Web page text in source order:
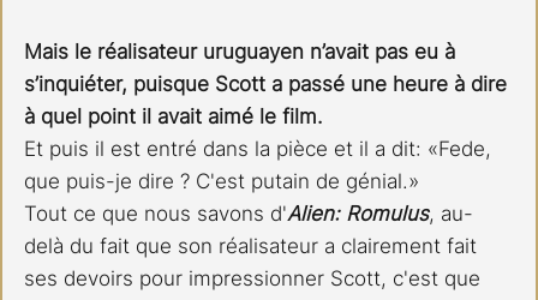
Mais le réalisateur uruguayen n’avait pas eu à
s’inquiéter, puisque Scott a passé une heure à dire
à quel point il avait aimé le film.
Et puis il est entré dans la pièce et il a dit: «Fede,
que puis-je dire ? C'est putain de génial.»
Tout ce que nous savons d'Alien: Romulus, au-
delà du fait que son réalisateur a clairement fait
ses devoirs pour impressionner Scott, c'est que